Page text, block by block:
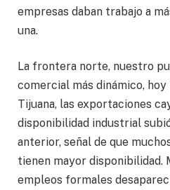
empresas daban trabajo a
una.
La frontera norte, nuestro
comercial más dinámico,
Tijuana, las exportaciones
disponibilidad industrial
anterior, señal de que
tienen mayor disponibilidad.
empleos formales